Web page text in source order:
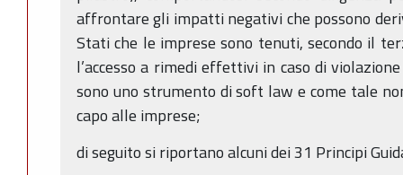
affrontare gli impatti negativi che possono
Stati che le imprese sono tenuti, secondo il
l’accesso a rimedi effettivi in caso di
sono uno strumento di soft law e come tale
capo alle imprese;
di seguito si riportano alcuni dei 31 Principi